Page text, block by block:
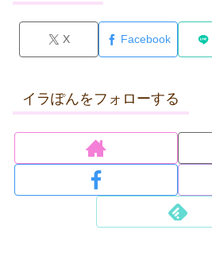
X Facebook
イラぽんをフォローする